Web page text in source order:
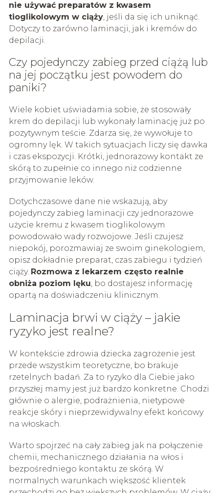
nie używać preparatów z kwasem
tioglikolowym w ciąży, jeśli da się ich uniknąć.
Dotyczy to zarówno laminacji, jak i kremów do
depilacji.
Czy pojedynczy zabieg przed ciążą lub
na jej początku jest powodem do
paniki?
Wiele kobiet uświadamia sobie, że stosowały
krem do depilacji lub wykonały laminację już po
pozytywnym teście. Zdarza się, że wywołuje to
ogromny lęk. W takich sytuacjach liczy się dawka
i czas ekspozycji. Krótki, jednorazowy kontakt ze
skórą to zupełnie co innego niż codzienne
przyjmowanie leków.
Dotychczasowe dane nie wskazują, aby
pojedynczy zabieg laminacji czy jednorazowe
użycie kremu z kwasem tioglikolowym
powodowało wady rozwojowe. Jeśli czujesz
niepokój, porozmawiaj ze swoim ginekologiem,
opisz dokładnie preparat, czas zabiegu i tydzień
ciąży. Rozmowa z lekarzem często realnie
obniża poziom lęku, bo dostajesz informację
opartą na doświadczeniu klinicznym.
Laminacja brwi w ciąży – jakie
ryzyko jest realne?
W kontekście zdrowia dziecka zagrożenie jest
przede wszystkim teoretyczne, bo brakuje
rzetelnych badań. Za to ryzyko dla Ciebie jako
przyszłej mamy jest już bardzo konkretne. Chodzi
głównie o alergie, podrażnienia, nietypowe
reakcje skóry i nieprzewidywalny efekt końcowy
na włoskach.
Warto spojrzeć na cały zabieg jak na połączenie
chemii, mechanicznego działania na włos i
bezpośredniego kontaktu ze skórą. W
normalnych warunkach większość klientek